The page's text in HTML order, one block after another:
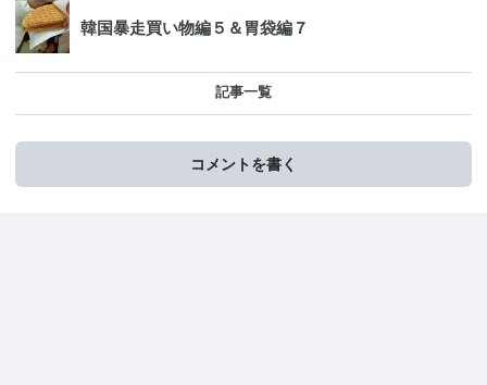
韓国暴走買い物編５＆胃袋編７
記事一覧
コメントを書く